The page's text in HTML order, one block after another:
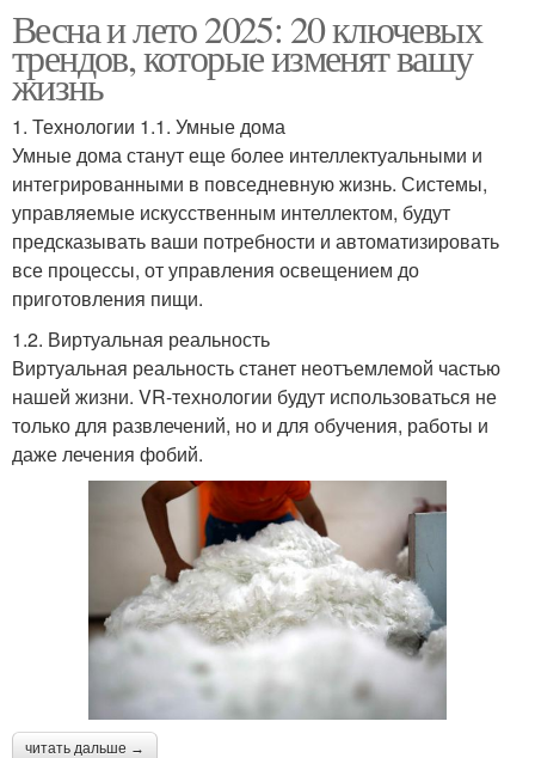
Весна и лето 2025: 20 ключевых
трендов, которые изменят вашу
жизнь
1. Технологии 1.1. Умные дома
Умные дома станут еще более интеллектуальными и
интегрированными в повседневную жизнь. Системы,
управляемые искусственным интеллектом, будут
предсказывать ваши потребности и автоматизировать
все процессы, от управления освещением до
приготовления пищи.
1.2. Виртуальная реальность
Виртуальная реальность станет неотъемлемой частью
нашей жизни. VR-технологии будут использоваться не
только для развлечений, но и для обучения, работы и
даже лечения фобий.
читать дальше →